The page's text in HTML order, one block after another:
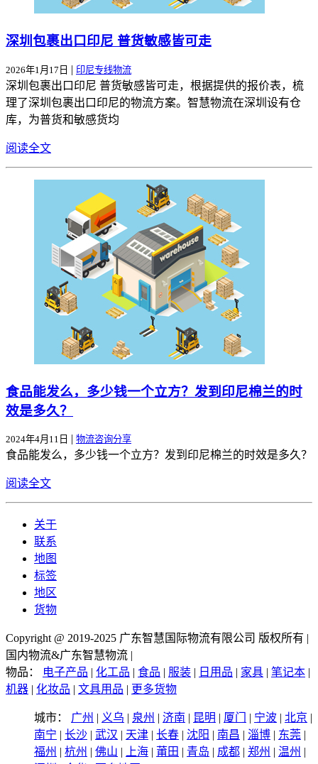
深圳包裹出口印尼 普货敏感皆可走
2026年1月17日 | 印尼专线物流
深圳包裹出口印尼 普货敏感皆可走，根据提供的报价表，梳
理了深圳包裹出口印尼的物流方案。智慧物流在深圳设有仓
库，为普货和敏感货均
阅读全文
食品能发么，多少钱一个立方？发到印尼棉兰的时
效是多久？
2024年4月11日 | 物流咨询分享
食品能发么，多少钱一个立方？发到印尼棉兰的时效是多久？
阅读全文
关于
联系
地图
标签
地区
货物
Copyright @ 2019-2025 广东智慧国际物流有限公司 版权所有 |
国内物流&广东智慧物流 |
物品：
电子产品 | 化工品 | 食品 | 服装 | 日用品 | 家具 | 笔记本 |
机器 | 化妆品 | 文具用品 | 更多货物
城市： 广州 | 义乌 | 泉州 | 济南 | 昆明 | 厦门 | 宁波 | 北京 |
南宁 | 长沙 | 武汉 | 天津 | 长春 | 沈阳 | 南昌 | 淄博 | 东莞 |
福州 | 杭州 | 佛山 | 上海 | 莆田 | 青岛 | 成都 | 郑州 | 温州 |